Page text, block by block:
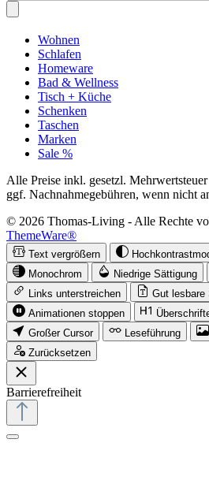
Wohnen
Schlafen
Homeware
Bad & Wellness
Tisch + Küche
Schenken
Taschen
Marken
Sale %
Alle Preise inkl. gesetzl.
ggf. Nachnahmegebühren, wenn nicht
© 2026 Thomas-Living - Alle Rechte
ThemeWare®
Text vergrößern
Monochrom
Niedrige Sättigung
Links unterstreichen
Gut lesbare
Animationen stoppen
Großer Cursor
Leseführung
Zurücksetzen
Barrierefreiheit